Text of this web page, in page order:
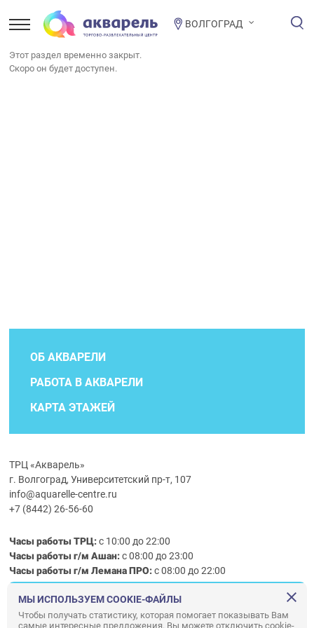
ВОЛГОГРАД
Этот раздел временно закрыт.
Скоро он будет доступен.
ОБ АКВАРЕЛИ
РАБОТА В АКВАРЕЛИ
КАРТА ЭТАЖЕЙ
ТРЦ «Акварель»
г. Волгоград, Университетский пр-т, 107
info@aquarelle-centre.ru
+7 (8442) 26-56-60
Часы работы ТРЦ:с 10:00 до 22:00
Часы работы г/м Ашан:с 08:00 до 23:00
Часы работыг/мЛемана ПРО:с 08:00 до 22:00
Правила посещения ТРЦ «Акварель»
МЫ ИСПОЛЬЗУЕМ COOKIE-ФАЙЛЫ
Чтобы получать статистику, которая помогает показывать Вам
самые интересные предложения. Вы можете отключить cookie-